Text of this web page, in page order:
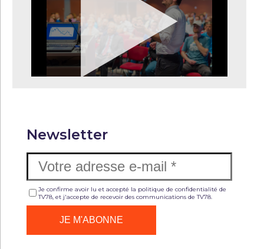
Newsletter
Je confirme avoir lu et accepté la politique de confidentialité de
TV78, et j'accepte de recevoir des communications de TV78.